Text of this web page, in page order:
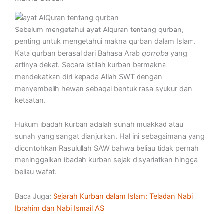
Sebelum mengetahui ayat Alquran tentang qurban,
penting untuk mengetahui makna qurban dalam Islam.
Kata qurban berasal dari Bahasa Arab qorroba yang
artinya dekat. Secara istilah kurban bermakna
mendekatkan diri kepada Allah SWT dengan
menyembelih hewan sebagai bentuk rasa syukur dan
ketaatan.
Hukum ibadah kurban adalah sunah muakkad atau
sunah yang sangat dianjurkan. Hal ini sebagaimana yang
dicontohkan Rasulullah SAW bahwa beliau tidak pernah
meninggalkan ibadah kurban sejak disyariatkan hingga
beliau wafat.
Baca Juga: Sejarah Kurban dalam Islam: Teladan Nabi
Ibrahim dan Nabi Ismail AS